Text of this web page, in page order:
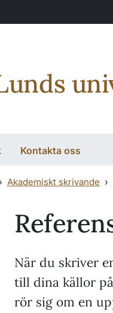
Kontakta oss
Akademiskt skrivande
När du skriver
till dina källor
rör sig om en